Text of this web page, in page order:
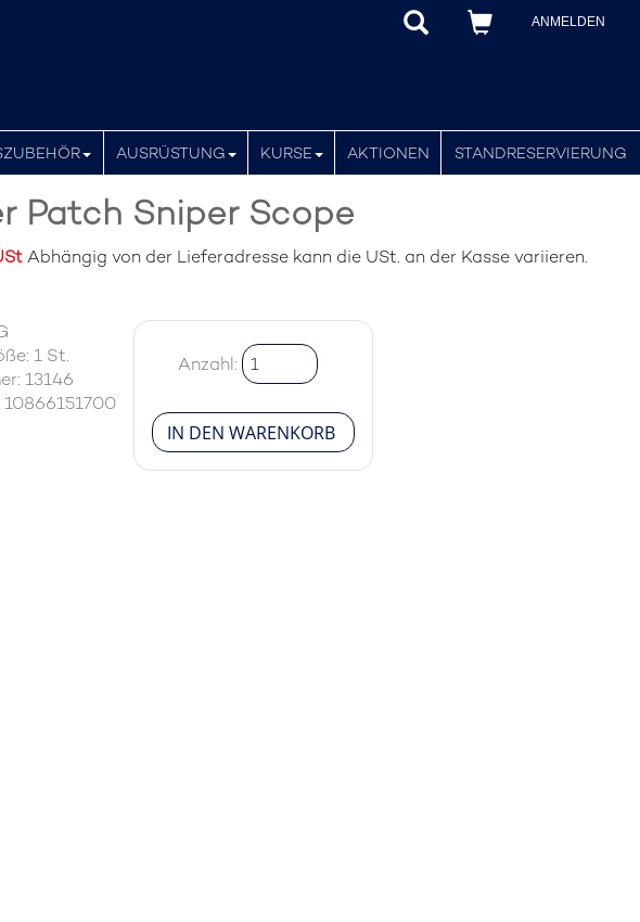
ANMELDEN
AUSRÜSTUNG KURSE AKTIONEN STANDRESERVIERUNG
Patch Sniper Scope
Abhängig von der Lieferadresse kann die USt. an der Kasse variieren.
1 St.
13146
Anzahl: